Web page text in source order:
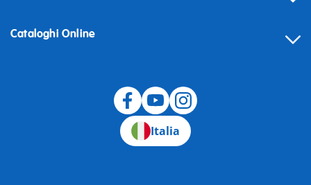
Cataloghi Online
Italia